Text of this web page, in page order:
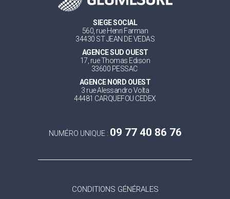
SIEGE SOCIAL
560, rue Henri Farman
34430 ST JEAN DE VEDAS
AGENCE SUD OUEST
17, rue Thomas Edison
33600 PESSAC
AGENCE NORD OUEST
3 rue Alessandro Volta
44481 CARQUEFOU CEDEX
NUMÉRO UNIQUE : 09 77 40 86 76
CONDITIONS GÉNÉRALES